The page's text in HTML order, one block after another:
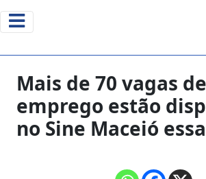
Mais de 70 vagas de
emprego estão
no Sine Maceió